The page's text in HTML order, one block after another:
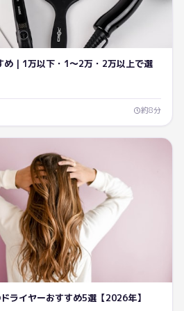
め｜1万以下・1〜2万・2万以上で選
約8分
ライヤーおすすめ5選【2026年】